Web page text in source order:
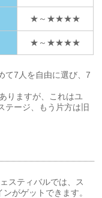
★～★★★★
★～★★★★
て7人を自由に選び、7
りますが、これはユ
テージ、もう片方は旧
スティバルでは、ス
がゲットできます。